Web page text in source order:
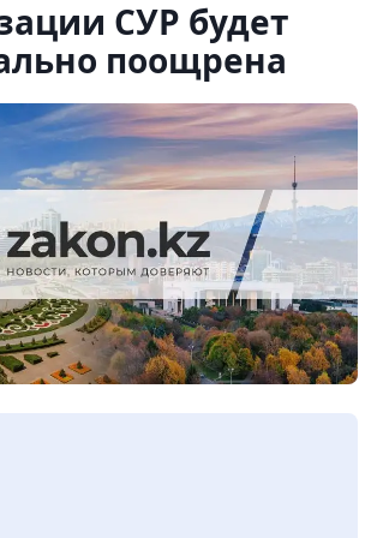
СУР будет
поощрена